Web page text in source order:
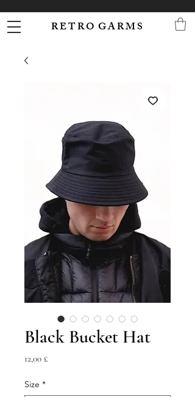
R E T R O G A R M S
Black Bucket Hat
12,00 £Prezzo
Size *